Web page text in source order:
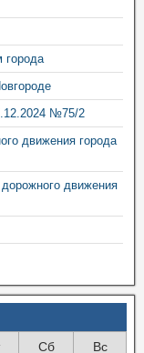
города
№75/2
движения города
движения
Сб Вс